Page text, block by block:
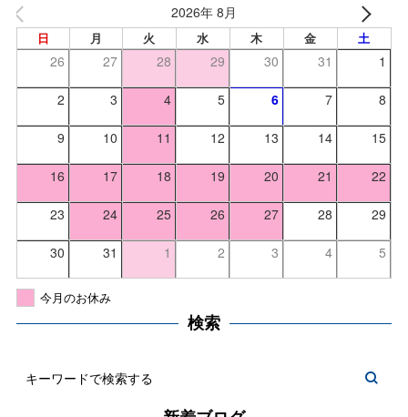
2026年 8月
日 月 火 水 木 金 土
26 27 28 29 30 31 1
2 3 4 5 6 7 8
9 10 11 12 13 14 15
16 17 18 19 20 21 22
23 24 25 26 27 28 29
30 31 1 2 3 4 5
今月のお休み
検索